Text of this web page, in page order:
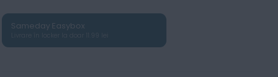
Sameday Easybox